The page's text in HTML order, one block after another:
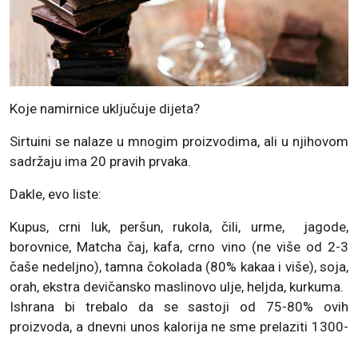
Koje namirnice uključuje dijeta?
Sirtuini se nalaze u mnogim proizvodima, ali u njihovom
sadržaju ima 20 pravih prvaka.
Dakle, evo liste:
Kupus, crni luk, peršun, rukola, čili, urme, jagode,
borovnice, Matcha čaj, kafa, crno vino (ne više od 2-3
čaše nedeljno), tamna čokolada (80% kakaa i više), soja,
orah, ekstra devičansko maslinovo ulje, heljda, kurkuma.
Ishrana bi trebalo da se sastoji od 75-80% ovih
proizvoda, a dnevni unos kalorija ne sme prelaziti 1300-